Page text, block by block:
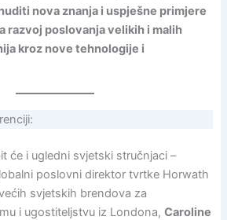
nova znanja i uspješne primjere
razvoj poslovanja velikih i malih
kroz nove tehnologije i
će i ugledni svjetski stručnjaci –
poslovni direktor tvrtke Horwath
svjetskih brendova za
i ugostiteljstvu iz Londona, Caroline